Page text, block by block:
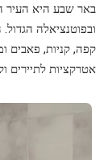
באר שבע היא העיר
ובפוטנציאלה
קפה, קניות, פאבים
אטרקציות לתיירים